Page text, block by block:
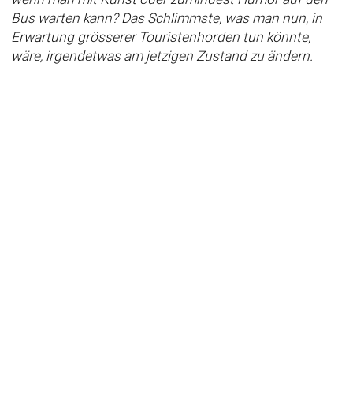
Bus warten kann? Das Schlimmste, was man nun, in
Erwartung grösserer Touristenhorden tun könnte,
wäre, irgendetwas am jetzigen Zustand zu ändern.